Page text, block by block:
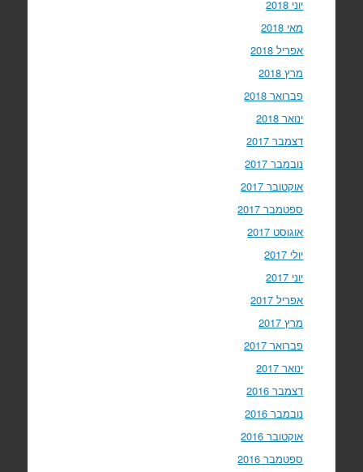
יוני 2018
מאי 2018
אפריל 2018
מרץ 2018
פברואר 2018
ינואר 2018
דצמבר 2017
נובמבר 2017
אוקטובר 2017
ספטמבר 2017
אוגוסט 2017
יולי 2017
יוני 2017
אפריל 2017
מרץ 2017
פברואר 2017
ינואר 2017
דצמבר 2016
נובמבר 2016
אוקטובר 2016
ספטמבר 2016